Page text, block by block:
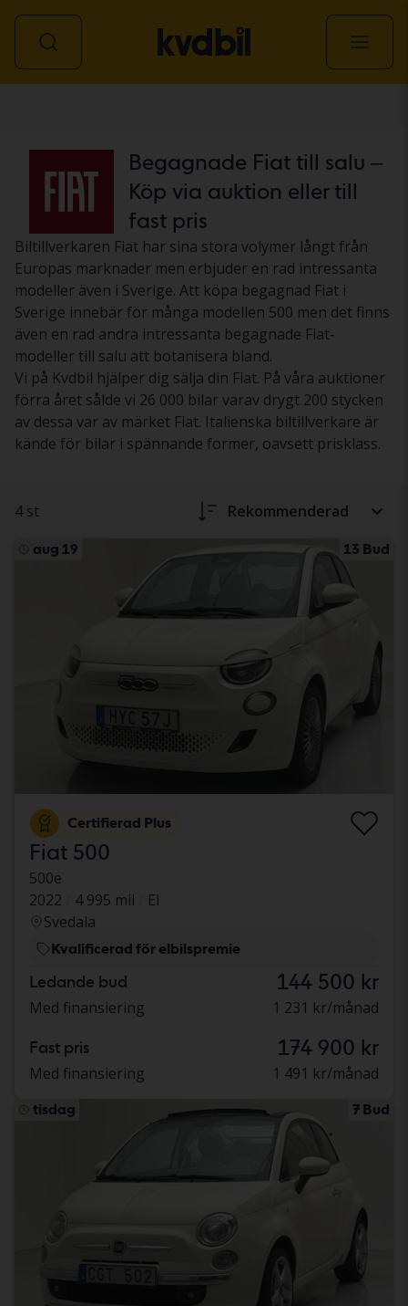
Begagnade Fiat till salu –
Köp via auktion eller till
fast pris
Biltillverkaren Fiat har sina stora volymer långt från
Europas marknader men erbjuder en rad intressanta
modeller även i Sverige. Att köpa begagnad Fiat i
Sverige innebär för många modellen 500 men det finns
även en rad andra intressanta begagnade Fiat-
modeller till salu att botanisera bland.
Vi på Kvdbil hjälper dig sälja din Fiat. På våra auktioner
förra året sålde vi 26 000 bilar varav drygt 200 stycken
av dessa var av märket Fiat. Italienska biltillverkare är
kände för bilar i spännande former, oavsett prisklass.
4 st Rekommenderad
aug 19 13 Bud
Certifierad Plus
Fiat 500
500e
2022
4 995 mil
El
Svedala
Kvalificerad för elbilspremie
Ledande bud 144 500 kr
Med finansiering 1 231 kr/månad
Fast pris 174 900 kr
Med finansiering 1 491 kr/månad
tisdag 7 Bud